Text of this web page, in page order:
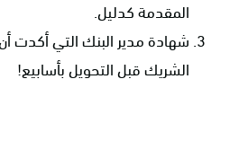
المقدمة كدليل.
شهادة مدير البنك التي أكدت
الشريك قبل التحويل بأسابيع!